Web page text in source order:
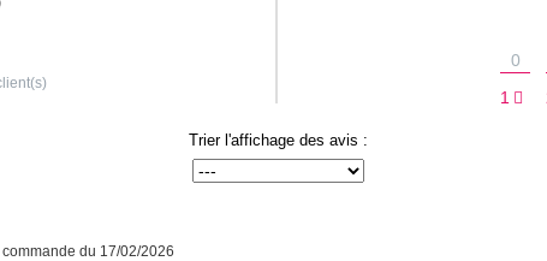
1
0
Trier l'affichage des avis :
du 17/02/2026